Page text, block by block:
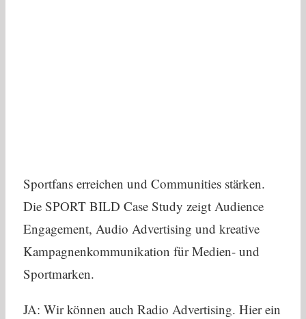
Sportfans erreichen und Communities stärken.
Die SPORT BILD Case Study zeigt Audience
Engagement, Audio Advertising und kreative
Kampagnenkommunikation für Medien- und
Sportmarken.
JA: Wir können auch Radio Advertising. Hier ein